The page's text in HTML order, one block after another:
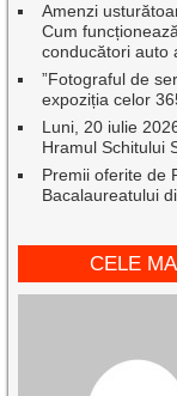
Amenzi
Cum
conducători auto
”Fotograful de
expoziția celor
Luni, 20 iulie
Hramul Schitului
Premii oferite de
Bacalaureatului
CELE